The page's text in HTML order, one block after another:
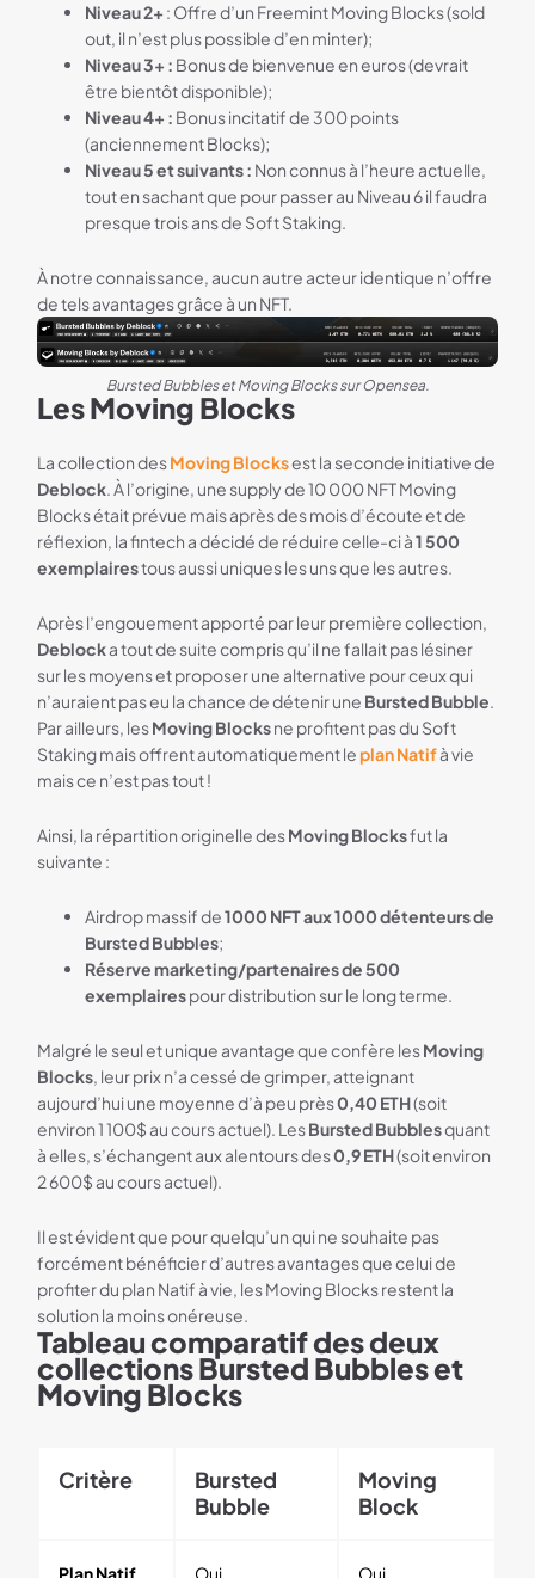
Niveau 2+ : Offre d’un Freemint Moving Blocks (sold
out, il n’est plus possible d’en minter);
Niveau 3+ : Bonus de bienvenue en euros (devrait
être bientôt disponible);
Niveau 4+ : Bonus incitatif de 300 points
(anciennement Blocks);
Niveau 5 et suivants : Non connus à l’heure actuelle,
tout en sachant que pour passer au Niveau 6 il faudra
presque trois ans de Soft Staking.
À notre connaissance, aucun autre acteur identique n’offre
de tels avantages grâce à un NFT.
Bursted Bubbles et Moving Blocks sur Opensea.
Les Moving Blocks
La collection desMoving Blocksest la seconde initiative de
Deblock. À l’origine, une supply de 10 000 NFT Moving
Blocks était prévue mais après des mois d’écoute et de
réflexion, la fintech a décidé de réduire celle-ci à1 500
exemplairestous aussi uniques les uns que les autres.
Après l’engouement apporté par leur première collection,
Deblocka tout de suite compris qu’il ne fallait pas lésiner
sur les moyens et proposer une alternative pour ceux qui
n’auraient pas eu la chance de détenir une Bursted Bubble.
Par ailleurs, lesMoving Blocksne profitent pas du Soft
Staking mais offrent automatiquement leplan Natifà vie
mais ce n’est pas tout !
Ainsi, la répartition originelle desMoving Blocksfut la
suivante :
Airdrop massif de1000 NFT aux 1000 détenteurs de
Bursted Bubbles;
Réserve marketing/partenaires de 500
exemplairespour distribution sur le long terme.
Malgré le seul et unique avantage que confère lesMoving
Blocks, leur prix n’a cessé de grimper, atteignant
aujourd’hui une moyenne d’à peu près0,40 ETH(soit
environ 1 100$ au cours actuel). LesBursted Bubblesquant
à elles, s’échangent aux alentours des0,9 ETH(soit environ
2 600$ au cours actuel).
Il est évident que pour quelqu’un qui ne souhaite pas
forcément bénéficier d’autres avantages que celui de
profiter du plan Natif à vie, les Moving Blocks restent la
solution la moins onéreuse.
Tableau comparatif des deux
collections Bursted Bubbles et
Moving Blocks
Critère
Bursted
Bubble
Moving
Block
Plan Natif Oui Oui